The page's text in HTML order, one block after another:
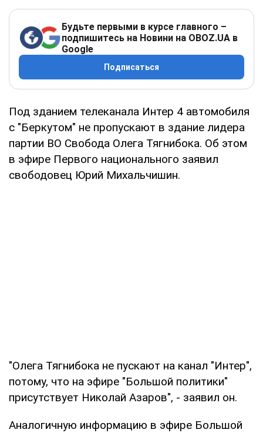
Будьте первыми в курсе главного –
подпишитесь на Новини на OBOZ.UA в
Google
Подписаться
Под зданием телеканала Интер 4 автомобиля
с "Беркутом" не пропускают в здание лидера
партии ВО Свобода Олега Тягнибока. Об этом
в эфире Первого национального заявил
свободовец Юрий Михальчишин.
"Олега Тягнибока не пускают на канал "Интер",
потому, что на эфире "Большой политики"
присутствует Николай Азаров", - заявил он.
Аналогичную информацию в эфире Большой